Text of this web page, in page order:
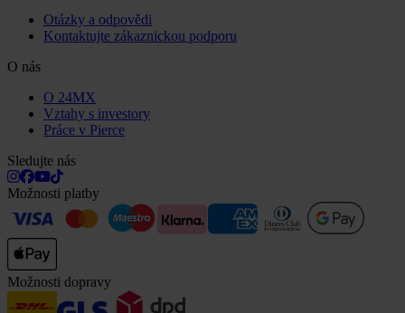
Otázky a odpovědi
Kontaktujte zákaznickou podporu
O nás
O 24MX
Vztahy s investory
Práce v Pierce
Sledujte nás
Možnosti platby
Možnosti dopravy